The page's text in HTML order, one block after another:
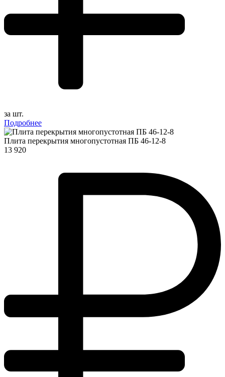
за шт.
Подробнее
Плита перекрытия многопустотная ПБ 46-12-8
13 920